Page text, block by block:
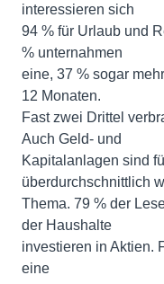
interessieren sich
94 % für Urlaub und
% unternahmen
eine, 37 % sogar
12 Monaten.
Fast zwei Drittel
Auch Geld- und
Kapitalanlagen sind
überdurchschnittlich
Thema. 79 % der
der Haushalte
investieren in Aktien.
eine